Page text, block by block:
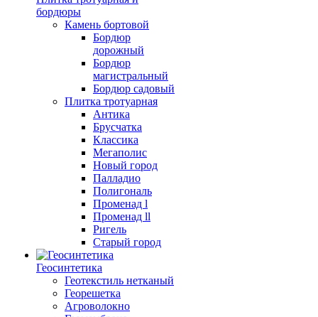
бордюры
Камень бортовой
Бордюр
дорожный
Бордюр
магистральный
Бордюр садовый
Плитка тротуарная
Антика
Брусчатка
Классика
Мегаполис
Новый город
Палладио
Полигональ
Променад l
Променад ll
Ригель
Старый город
Геосинтетика
Геотекстиль нетканый
Георешетка
Агроволокно